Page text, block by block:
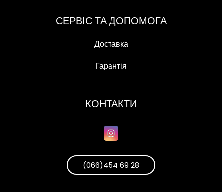
СЕРВІС ТА ДОПОМОГА
Доставка
Гарантія
КОНТАКТИ
(066)454 69 28